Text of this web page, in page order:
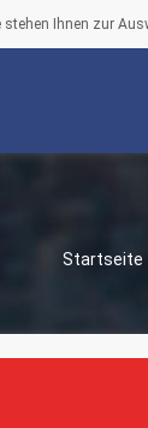
Ihnen zur
Startseite